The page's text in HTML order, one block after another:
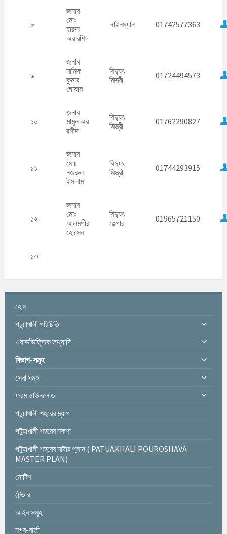
৮
জনাব
মোঃ
হারুন
অর রশিদ
লাইনম্যান 01742577363
৯
জনাব
মানিক
কুমার
ঘোষাল
বিদ্যুৎ
মিস্ত্রী
01724494573
১০
জনাব
মামুন অর
রশীদ
বিদ্যুৎ
মিস্ত্রী
01762290827
১১
জনাব
মোঃ
নজরুল
ইসলাম
বিদ্যুৎ
মিস্ত্রী
01744293915
১২
জনাব
মোঃ
আলমগীর
হোসেন
বিদ্যুৎ
হেল্পার
01965721150
১৩
হোম
পটুয়াখালী পরিচিতি
ওয়ার্ডভিত্তিক তথ্যাদি
বিভাগ-সমূহ
সেবা সমূহ
ফরম ডাউনলোড
পটুয়াখালী শহরের ম্যাপ
পটুয়াখালী শহরের নকশা
পটুয়াখালী শহরের মাষ্টার প্লান ( PATUAKHALI POUROSHAVA
MASTER PLAN)
নোটিশ
টেন্ডার
আইন সমূহ
নগর-বার্তা